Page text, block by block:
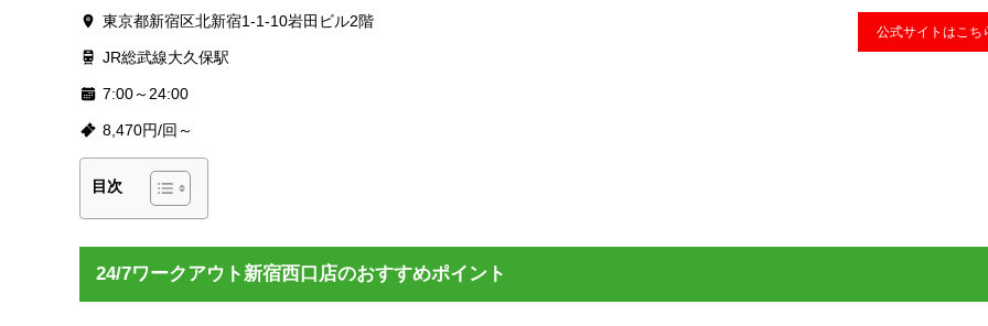
東京都新宿区北新宿1-1-10岩田ビル2階
JR総武線大久保駅
7:00～24:00
8,470円/回～
公式サイトはこち
目次
24/7ワークアウト新宿西口店のおすすめポイント